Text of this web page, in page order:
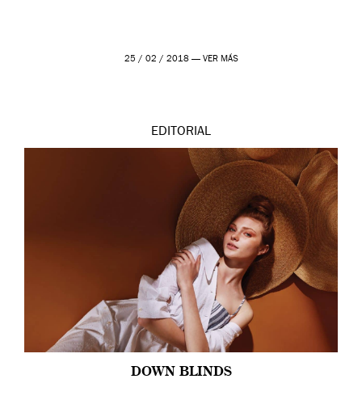
25 / 02 / 2018 — VER MÁS
EDITORIAL
DOWN BLINDS